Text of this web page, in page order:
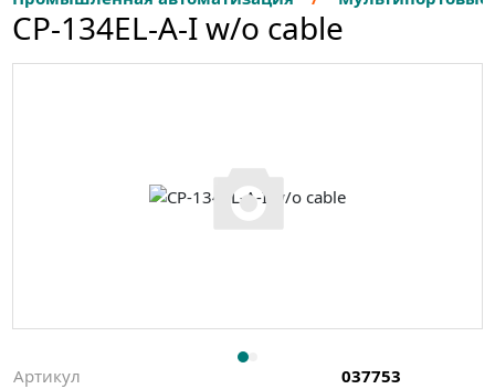
CP-134EL-A-I w/o cable
Артикул 037753